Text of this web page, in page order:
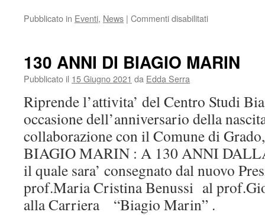
Pubblicato in Eventi, News | Commenti disabilitatisu
BIAGIO
130 ANNI DI BIAGIO MARIN
Pubblicato il 15 Giugno 2021 da Edda Serra
Riprende l’attivita’ del Centro Studi
occasione dell’anniversario della
collaborazione con il Comune di
BIAGIO MARIN : A 130 ANNI
il quale sara’ consegnato dal nuovo
prof.Maria Cristina Benussi al
alla Carriera “Biagio Marin” .